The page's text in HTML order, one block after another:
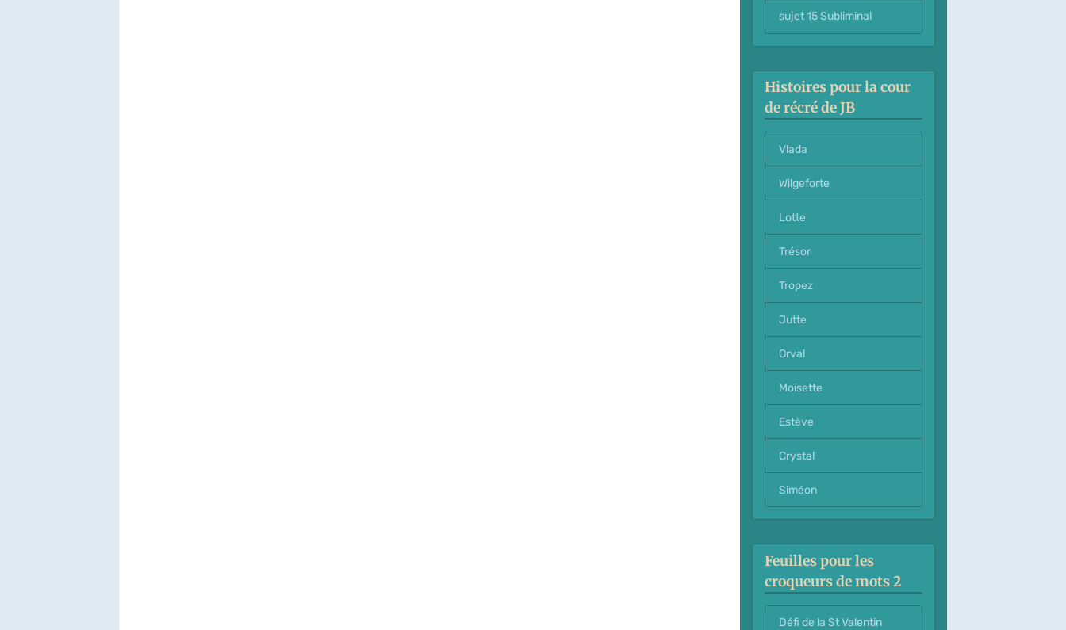
sujet 15 Subliminal
Histoires pour la cour
de récré de JB
Vlada
Wilgeforte
Lotte
Trésor
Tropez
Jutte
Orval
Moïsette
Estève
Crystal
Siméon
Feuilles pour les
croqueurs de mots 2
Défi de la St Valentin